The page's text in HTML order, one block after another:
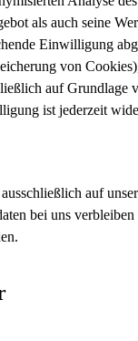
als auch seine
Einwilligung
von
auf Grundlage
ist jederzeit
auf
bei uns